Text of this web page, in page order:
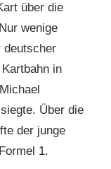
über die
wenige
deutscher
in
Über die
der junge
1.